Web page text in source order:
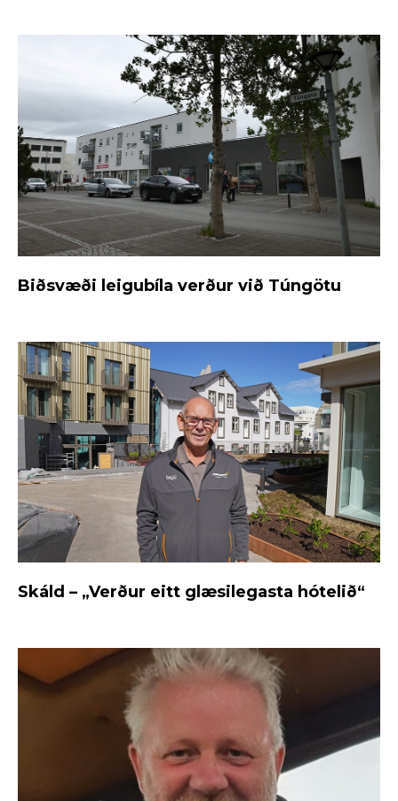
Biðsvæði leigubíla verður við Túngötu
Skáld – „Verður eitt glæsilegasta hótelið“